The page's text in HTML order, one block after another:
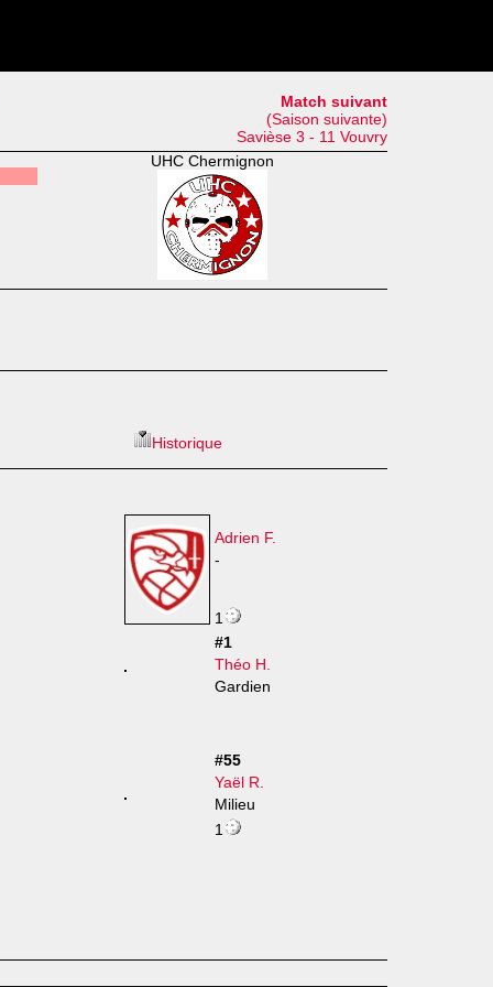
Match suivant
(Saison suivante)
Savièse 3 - 11 Vouvry
UHC Chermignon
Historique
Adrien F.
-
1
#1
Théo H.
Gardien
#55
Yaël R.
Milieu
1